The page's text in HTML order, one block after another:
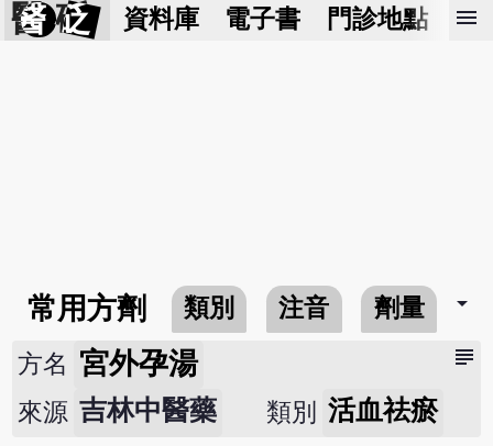
醫 砭 資料庫 電子書 門診地點 預
menu
常用方劑 類別 注音 劑量 arrow_drop_down
subject
方名 宮外孕湯
來源 吉林中醫藥 類別 活血祛瘀